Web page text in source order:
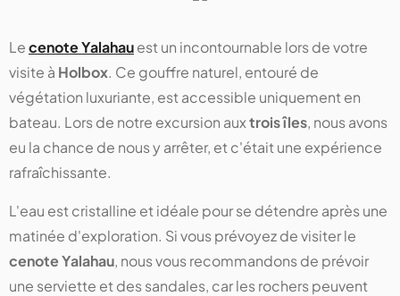
Lecenote Yalahauest un incontournable lors de votre
visite à Holbox. Ce gouffre naturel, entouré de
végétation luxuriante, est accessible uniquement en
bateau. Lors de notre excursion auxtrois îles, nous avons
eu la chance de nous y arrêter, et c'était une expérience
rafraîchissante.
L'eau est cristalline et idéale pour se détendre après une
matinée d'exploration. Si vous prévoyez de visiter le
cenote Yalahau, nous vous recommandons de prévoir
une serviette et des sandales, car les rochers peuvent